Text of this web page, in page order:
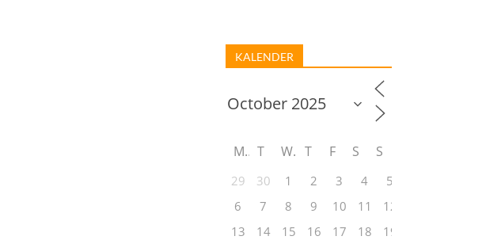
KALENDER
M T W T F S S
29 30 1 2 3 4
5
6
7 8 9 10 11
12
13
14 15 16 17 18
19